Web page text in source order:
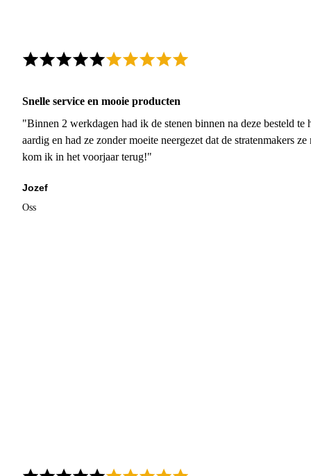
Snelle service en mooie producten
"Binnen 2 werkdagen had ik de stenen binnen na deze besteld
aardig en had ze zonder moeite neergezet dat de stratenmakers
kom ik in het voorjaar terug!"
Jozef
Oss